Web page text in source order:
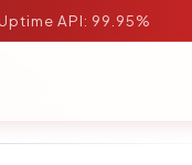
Uptime API: 99.95%